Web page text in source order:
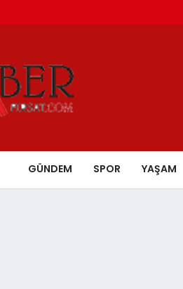
GÜNDEM SPOR YAŞAM